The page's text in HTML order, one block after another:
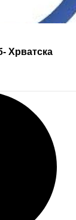
Хрватска